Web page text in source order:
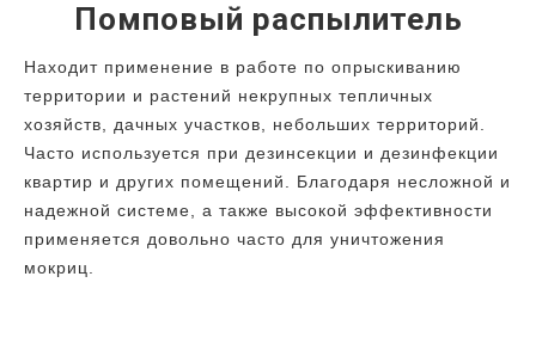
Помповый распылитель
Находит применение в работе по опрыскиванию
территории и растений некрупных тепличных
хозяйств, дачных участков, небольших территорий.
Часто используется при дезинсекции и дезинфекции
квартир и других помещений. Благодаря несложной и
надежной системе, а также высокой эффективности
применяется довольно часто для уничтожения
мокриц.